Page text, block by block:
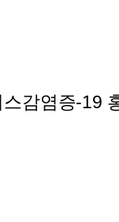
감염증-19